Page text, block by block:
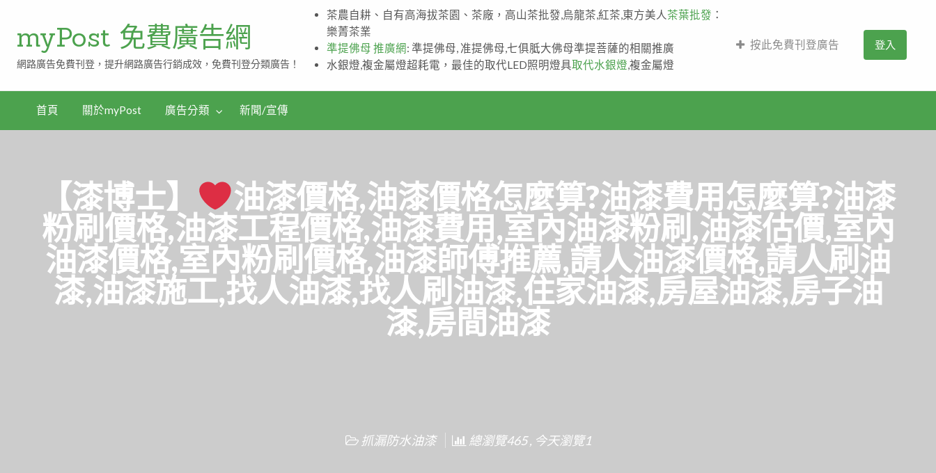
myPost 免費廣告網
網路廣告免費刊登，提升網路廣告行銷成效，免費刊登分類廣告！
茶農自耕、自有高海拔茶園、茶廠，高山茶批發,烏龍茶,紅茶,東方美人 茶葉批發 ：
樂菁茶業
準提佛母 推廣網: 準提佛母, 准提佛母,七俱胝大佛母準提菩薩的相關推廣
水銀燈,複金屬燈超耗電，最佳的取代LED照明燈具取代水銀燈 ,複金屬燈
按此免費刊登廣告 登入
首頁 關於myPost 廣告分類 新聞/宣傳
【漆博士】
油漆價格,油漆價格怎麼算?油漆費用怎麼算?油漆
粉刷價格,油漆工程價格,油漆費用,室內油漆粉刷,油漆估價,室內
油漆價格,室內粉刷價格,油漆師傅推薦,請人油漆價格,請人刷油
漆,油漆施工,找人油漆,找人刷油漆,住家油漆,房屋油漆,房子油
漆,房間油漆
抓漏防水油漆 總瀏覽465 , 今天瀏覽1